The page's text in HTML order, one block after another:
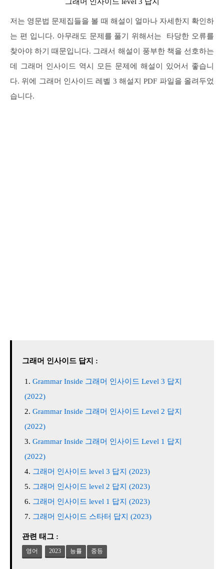
저는 영문법 문제집들을 볼 때 해설이 얼마나 자세한지 확인하
는 편 입니다. 아무래도 문제를 풀기 위해서는 타당한 오류를
찾아야 하기 때문입니다. 그래서 해설이 풍부한 책을 선호하는
데 그래머 인사이드 역시 모든 문제에 해설이 있어서 좋습니
다. 위에 그래머 인사이드 레벨 3 해설지 PDF 파일을 올려두었
습니다.
그래머 인사이드 답지 :
Grammar Inside 그래머 인사이드 Level 3 답지
(2022)
Grammar Inside 그래머 인사이드 Level 2 답지
(2022)
Grammar Inside 그래머 인사이드 Level 1 답지
(2022)
그래머 인사이드 level 3 답지 (2023)
그래머 인사이드 level 2 답지 (2023)
그래머 인사이드 level 1 답지 (2023)
그래머 인사이드 스타터 답지 (2023)
관련 태그 :
영어 2023 능률 중등